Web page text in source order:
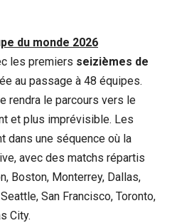
du monde 2026
les premiers seizièmes de
au passage à 48 équipes.
rendra le parcours vers le
et plus imprévisible. Les
dans une séquence où la
avec des matchs répartis
Boston, Monterrey, Dallas,
San Francisco, Toronto,
City.